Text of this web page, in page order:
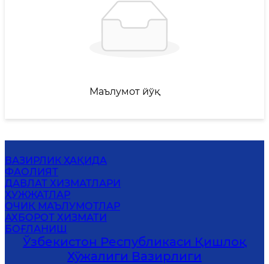
Маълумот йўқ
ВАЗИРЛИК ҲАҚИДА
ФАОЛИЯТ
ДАВЛАТ ХИЗМАТЛАРИ
ҲУЖЖАТЛАР
ОЧИҚ МАЪЛУМОТЛАР
АХБОРОТ ХИЗМАТИ
БОҒЛАНИШ
Ўзбекистон Республикаси Қишлоқ
Хўжалиги Вазирлиги